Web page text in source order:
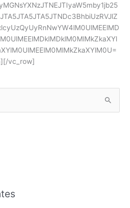
vc_row]